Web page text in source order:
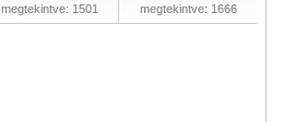
megtekintve: 1501
megtekintve: 1666